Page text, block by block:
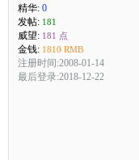
精华: 0
发帖: 181
威望: 181 点
金钱: 1810 RMB
注册时间:2008-01-14
最后登录:2018-12-22